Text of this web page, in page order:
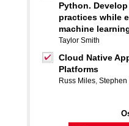
Python.
practices while
machine
Taylor Smith
Cloud Native
Platforms
Russ Miles, Stephen